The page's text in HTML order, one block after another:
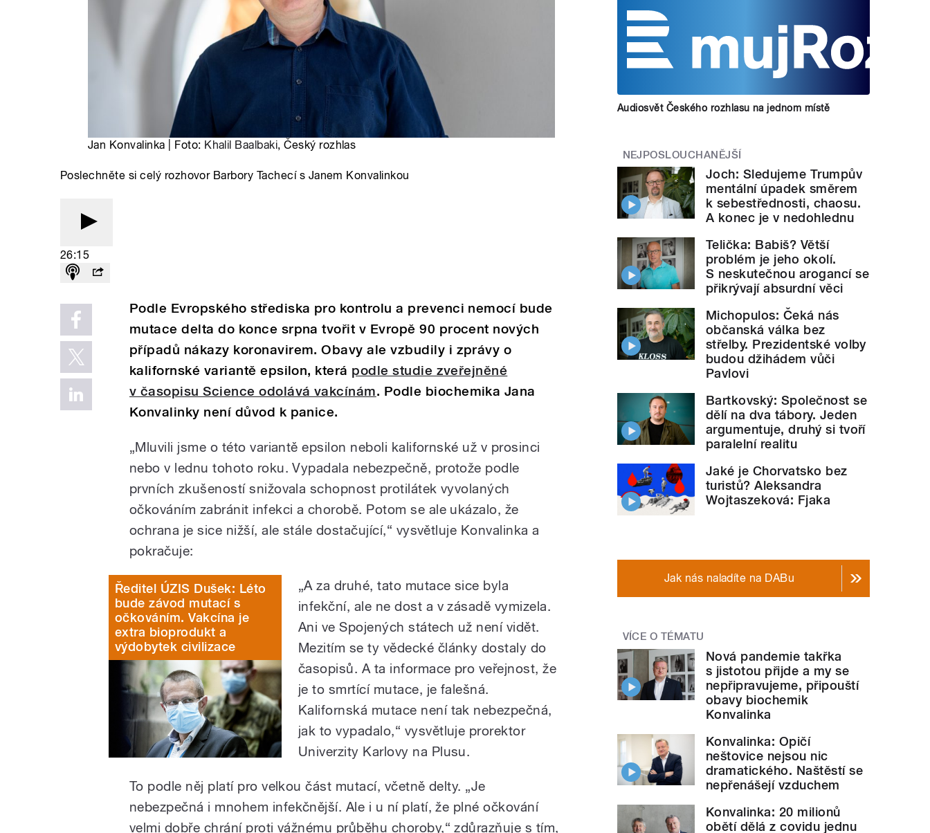
Jan Konvalinka | Foto: Khalil Baalbaki, Český rozhlas
Poslechněte si celý rozhovor Barbory Tachecí s Janem Konvalinkou
26:15
Podle Evropského střediska pro kontrolu a prevenci nemocí bude
mutace delta do konce srpna tvořit v Evropě 90 procent nových
případů nákazy koronavirem. Obavy ale vzbudily i zprávy o
kalifornské variantě epsilon, která podle studie zveřejněné
v časopisu Science odolává vakcínám. Podle biochemika Jana
Konvalinky není důvod k panice.
„Mluvili jsme o této variantě epsilon neboli kalifornské už v prosinci
nebo v lednu tohoto roku. Vypadala nebezpečně, protože podle
prvních zkušeností snižovala schopnost protilátek vyvolaných
očkováním zabránit infekci a chorobě. Potom se ale ukázalo, že
ochrana je sice nižší, ale stále dostačující,“ vysvětluje Konvalinka a
pokračuje:
Ředitel ÚZIS Dušek: Léto
bude závod mutací s
očkováním. Vakcína je
extra bioprodukt a
výdobytek civilizace
„A za druhé, tato mutace sice byla
infekční, ale ne dost a v zásadě vymizela.
Ani ve Spojených státech už není vidět.
Mezitím se ty vědecké články dostaly do
časopisů. A ta informace pro veřejnost, že
je to smrtící mutace, je falešná.
Kalifornská mutace není tak nebezpečná,
jak to vypadalo,“ vysvětluje prorektor
Univerzity Karlovy na Plusu.
To podle něj platí pro velkou část mutací, včetně delty. „Je
nebezpečná i mnohem infekčnější. Ale i u ní platí, že plné očkování
velmi dobře chrání proti vážnému průběhu choroby,“ zdůrazňuje s tím,
Audiosvět Českého rozhlasu na jednom místě
NEJPOSLOUCHANĚJŠÍ
Joch: Sledujeme Trumpův
mentální úpadek směrem
k sebestřednosti, chaosu.
A konec je v nedohlednu
Telička: Babiš? Větší
problém je jeho okolí.
S neskutečnou arogancí se
přikrývají absurdní věci
Michopulos: Čeká nás
občanská válka bez
střelby. Prezidentské volby
budou džihádem vůči
Pavlovi
Bartkovský: Společnost se
dělí na dva tábory. Jeden
argumentuje, druhý si tvoří
paralelní realitu
Jaké je Chorvatsko bez
turistů? Aleksandra
Wojtaszeková: Fjaka
Jak nás naladíte na DABu
VÍCE O TÉMATU
Nová pandemie takřka
s jistotou přijde a my se
nepřipravujeme, připouští
obavy biochemik
Konvalinka
Konvalinka: Opičí
neštovice nejsou nic
dramatického. Naštěstí se
nepřenášejí vzduchem
Konvalinka: 20 milionů
obětí dělá z covidu jednu